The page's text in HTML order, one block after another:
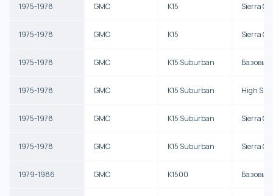
1975-1978 GMC K15 Sierra
1975-1978 GMC K15 Sierra
1975-1978 GMC K15 Suburban Базовый
1975-1978 GMC K15 Suburban High
1975-1978 GMC K15 Suburban Sierra
1975-1978 GMC K15 Suburban Sierra
1979-1986 GMC K1500 Базовый